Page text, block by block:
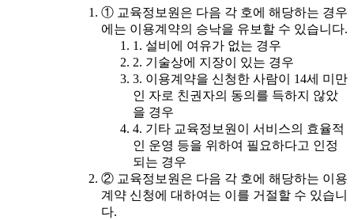
① 교육정보원은 다음 각 호에 해당하는 경우
에는 이용계약의 승낙을 유보할 수 있습니다.
1. 설비에 여유가 없는 경우
2. 기술상에 지장이 있는 경우
3. 이용계약을 신청한 사람이 14세 미만
인 자로 친권자의 동의를 득하지 않았
을 경우
4. 기타 교육정보원이 서비스의 효율적
인 운영 등을 위하여 필요하다고 인정
되는 경우
② 교육정보원은 다음 각 호에 해당하는 이용
계약 신청에 대하여는 이를 거절할 수 있습니
다.